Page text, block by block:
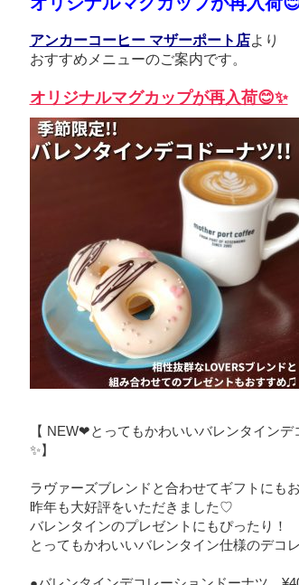
アンカーコーヒー マザーポート店より
おすすめメニューのご案内です。
オリジナルマグカップが再入荷😊✨
【 NEW❤とってもかわいいバレンタイン
✨】
ラヴァーズブレンドと合わせてギフトにも
昨年も大好評をいただきました♡
バレンタインのプレゼントにもぴったり！
とってもかわいいバレンタイン仕様のデコ